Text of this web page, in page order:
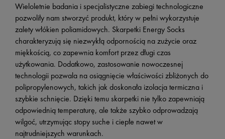
Wieloletnie badania i specjalistyczne zabiegi technologiczne
pozwoliły nam stworzyć produkt, który w pełni wykorzystuje
zalety włókien poliamidowych. Skarpetki Energy Socks
charakteryzują się niezwykłą odpornością na zużycie oraz
miękkością, co zapewnia komfort przez długi czas
użytkowania. Dodatkowo, zastosowanie nowoczesnej
technologii pozwala na osiągnięcie właściwości zbliżonych do
polipropylenowych, takich jak doskonała izolacja termiczna i
szybkie schnięcie. Dzięki temu skarpetki nie tylko zapewniają
odpowiednią temperaturę, ale także szybko odprowadzają
wilgoć, utrzymując stopy suche i ciepłe nawet w
najtrudniejszych warunkach.